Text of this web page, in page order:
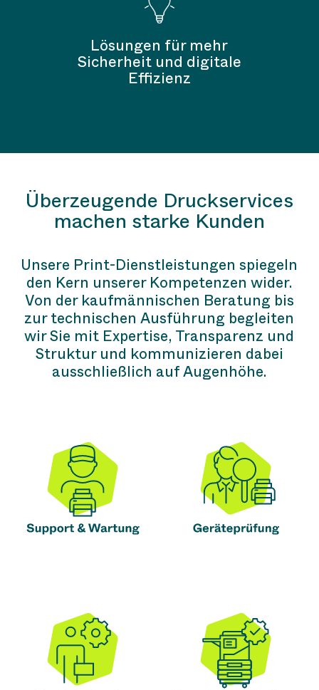
Lösungen für mehr
Sicherheit und digitale
Effizienz
Überzeugende Druckservices
machen starke Kunden
Unsere Print-Dienstleistungen spiegeln
den Kern unserer Kompetenzen wider.
Von der kaufmännischen Beratung bis
zur technischen Ausführung begleiten
wir Sie mit Expertise, Transparenz und
Struktur und kommunizieren dabei
ausschließlich auf Augenhöhe.